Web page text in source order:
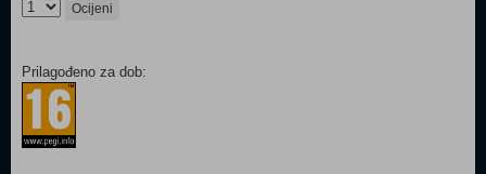
Ocijeni
Prilagođeno za dob: